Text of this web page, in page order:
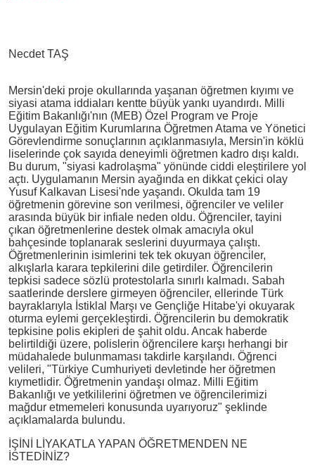
Necdet TAŞ
Mersin'deki proje okullarında yaşanan öğretmen kıyımı ve
siyasi atama iddiaları kentte büyük yankı uyandırdı. Milli
Eğitim Bakanlığı'nın (MEB) Özel Program ve Proje
Uygulayan Eğitim Kurumlarına Öğretmen Atama ve Yönetici
Görevlendirme sonuçlarının açıklanmasıyla, Mersin'in köklü
liselerinde çok sayıda deneyimli öğretmen kadro dışı kaldı.
Bu durum, "siyasi kadrolaşma" yönünde ciddi eleştirilere yol
açtı. Uygulamanın Mersin ayağında en dikkat çekici olay
Yusuf Kalkavan Lisesi'nde yaşandı. Okulda tam 19
öğretmenin görevine son verilmesi, öğrenciler ve veliler
arasında büyük bir infiale neden oldu. Öğrenciler, tayini
çıkan öğretmenlerine destek olmak amacıyla okul
bahçesinde toplanarak seslerini duyurmaya çalıştı.
Öğretmenlerinin isimlerini tek tek okuyan öğrenciler,
alkışlarla karara tepkilerini dile getirdiler. Öğrencilerin
tepkisi sadece sözlü protestolarla sınırlı kalmadı. Sabah
saatlerinde derslere girmeyen öğrenciler, ellerinde Türk
bayraklarıyla İstiklal Marşı ve Gençliğe Hitabe'yi okuyarak
oturma eylemi gerçekleştirdi. Öğrencilerin bu demokratik
tepkisine polis ekipleri de şahit oldu. Ancak haberde
belirtildiği üzere, polislerin öğrencilere karşı herhangi bir
müdahalede bulunmaması takdirle karşılandı. Öğrenci
velileri, "Türkiye Cumhuriyeti devletinde her öğretmen
kıymetlidir. Öğretmenin yandaşı olmaz. Milli Eğitim
Bakanlığı ve yetkililerini öğretmen ve öğrencilerimizi
mağdur etmemeleri konusunda uyarıyoruz" şeklinde
açıklamalarda bulundu.
İŞİNİ LİYAKATLA YAPAN ÖĞRETMENDEN NE
İSTEDİNİZ?